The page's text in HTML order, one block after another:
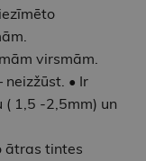
virsmām.
neizžūst. • Ir
1,5 -2,5mm) un
ātras tintes